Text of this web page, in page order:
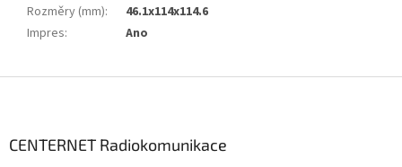
Rozměry (mm):
46.1x114x114.6
Impres: Ano
CENTERNET Radiokomunikace